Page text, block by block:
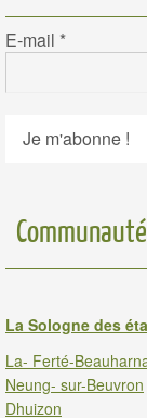
E-mail *
La Sologne des
La- Ferté-
Neung- sur-Beuvron
Dhuizon